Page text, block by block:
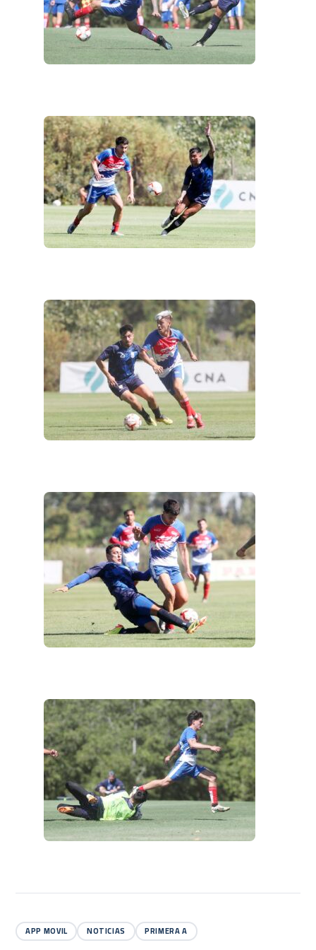
APP MOVIL NOTICIAS PRIMERA A